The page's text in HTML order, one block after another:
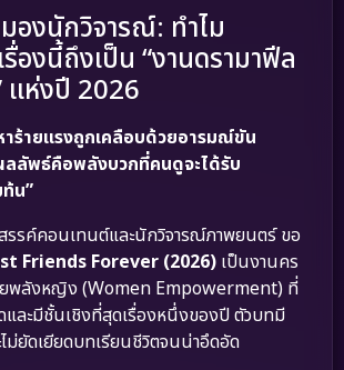
องนักวิจารณ์: ทำไม
องนี้ถึงเป็น “งานดรามาฟีล
แห่งปี 2026
ร้ายแรงถูกเคลือบด้วยอารมณ์ขัน
ลลัพธ์คือพลังบวกที่คนดูจะได้รับ
น”
รรค์คอนเทนต์และนักวิจารณ์ภาพยนตร์ ขอ
Friends Forever (2026) เป็นงานคร
ยพลังหญิง (Women Empowerment) ที่
และมีชั้นเชิงที่สุดเรื่องหนึ่งของปี ตัวบทมี
ม่ยัดเยียดบทเรียนชีวิตจนน่าอึดอัด